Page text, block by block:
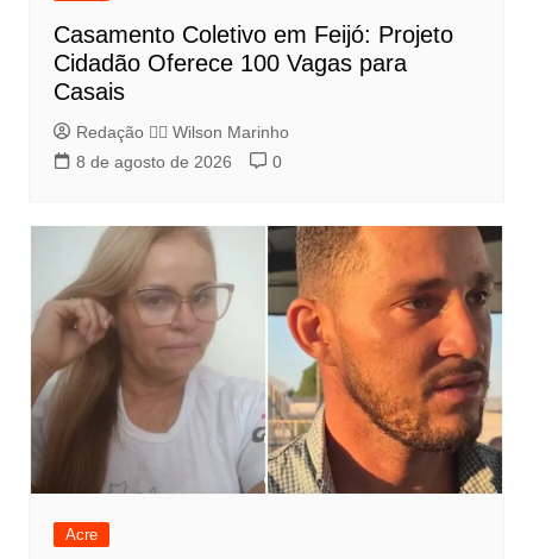
Casamento Coletivo em Feijó: Projeto
Cidadão Oferece 100 Vagas para
Casais
Redação 👨‍⚖️​ Wilson Marinho
8 de agosto de 2026
0
Acre